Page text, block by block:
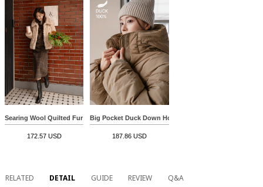
Searing Wool Quilted Fur Jacket
172.57 USD
Big Pocket Duck Down Hood Padding
187.86 USD
RELATED DETAIL GUIDE REVIEW Q&A